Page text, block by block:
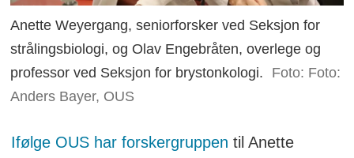
Anette Weyergang, seniorforsker ved Seksjon for
strålingsbiologi, og Olav Engebråten, overlege og
professor ved Seksjon for brystonkologi.
Foto: Foto:
Anders Bayer, OUS
Ifølge OUS har forskergruppen til Anette